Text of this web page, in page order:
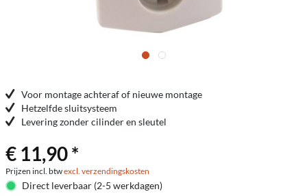
Voor montage achteraf of nieuwe montage
Hetzelfde sluitsysteem
Levering zonder cilinder en sleutel
€ 11,90 *
Prijzen incl. btwexcl. verzendingskosten
Direct leverbaar (2-5 werkdagen)